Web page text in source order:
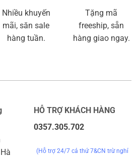
Nhiều khuyến
mãi, săn sale
hàng tuần.
Tặng mã
freeship, sẵn
hàng giao ngay.
HỖ TRỢ KHÁCH HÀNG
0357.305.702
(Hỗ trợ 24/7 cả thứ 7&CN trừ nghỉ